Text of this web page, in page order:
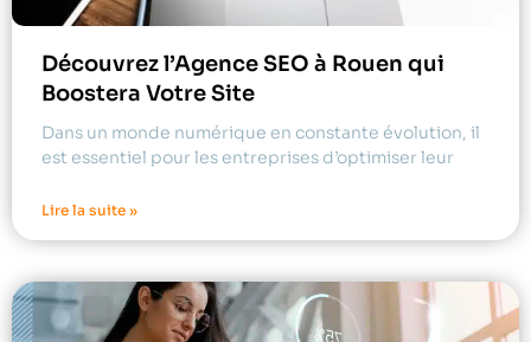
Découvrez l’Agence SEO à Rouen qui
Boostera Votre Site
Dans un monde numérique en constante évolution, il
est essentiel pour les entreprises d’optimiser leur
Lire la suite »